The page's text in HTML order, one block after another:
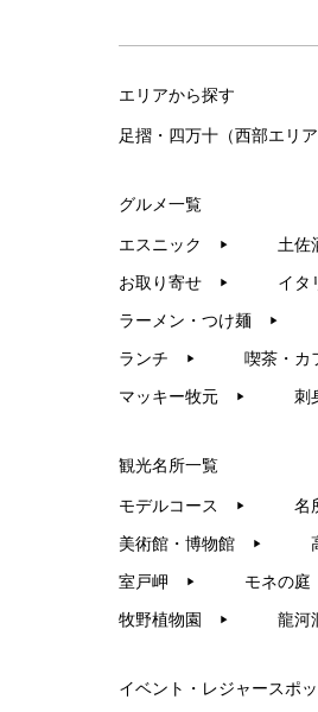
エリアから探す
足摺・四万十（西部エリア
グルメ一覧
エスニック ▶︎ 土佐
お取り寄せ ▶︎ イタ
ラーメン・つけ麺 ▶︎
ランチ ▶︎ 喫茶・カ
マッキー牧元 ▶︎ 刺
観光名所一覧
モデルコース ▶︎ 名
美術館・博物館 ▶︎
室戸岬 ▶︎ モネの庭
牧野植物園 ▶︎ 龍河
イベント・レジャースポ